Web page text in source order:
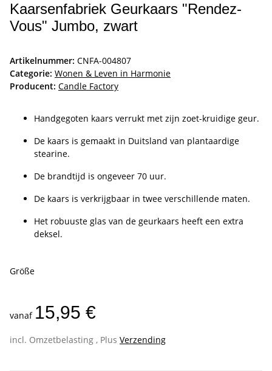
Kaarsenfabriek Geurkaars "Rendez-
Vous" Jumbo, zwart
Artikelnummer: CNFA-004807
Categorie: Wonen & Leven in Harmonie
Producent: Candle Factory
Handgegoten kaars verrukt met zijn zoet-kruidige geur.
De kaars is gemaakt in Duitsland van plantaardige
stearine.
De brandtijd is ongeveer 70 uur.
De kaars is verkrijgbaar in twee verschillende maten.
Het robuuste glas van de geurkaars heeft een extra
deksel.
Größe
vanaf 15,95 €
incl. Omzetbelasting , Plus Verzending